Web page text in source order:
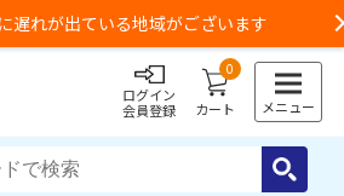
遅れが出ている地域がございます
ログイン
会員登録
0
カート メニュー